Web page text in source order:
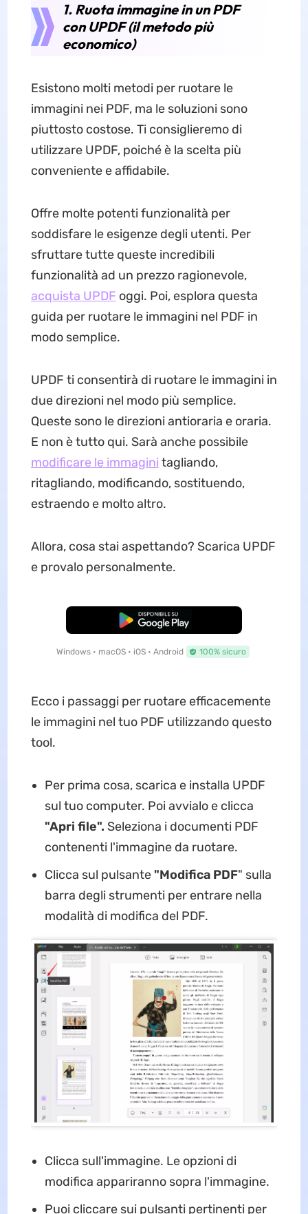
1. Ruota immagine in un PDF
con UPDF (il metodo più
economico)
Esistono molti metodi per ruotare le
immagini nei PDF, ma le soluzioni sono
piuttosto costose. Ti consiglieremo di
utilizzare UPDF, poiché è la scelta più
conveniente e affidabile.
Offre molte potenti funzionalità per
soddisfare le esigenze degli utenti. Per
sfruttare tutte queste incredibili
funzionalità ad un prezzo ragionevole,
acquista UPDF oggi. Poi, esplora questa
guida per ruotare le immagini nel PDF in
modo semplice.
UPDF ti consentirà di ruotare le immagini in
due direzioni nel modo più semplice.
Queste sono le direzioni antioraria e oraria.
E non è tutto qui. Sarà anche possibile
modificare le immagini tagliando,
ritagliando, modificando, sostituendo,
estraendo e molto altro.
Allora, cosa stai aspettando? Scarica UPDF
e provalo personalmente.
Download Gratis
Windows • macOS • iOS • Android 100% sicuro
Ecco i passaggi per ruotare efficacemente
le immagini nel tuo PDF utilizzando questo
tool.
Per prima cosa, scarica e installa UPDF
sul tuo computer. Poi avvialo e clicca
"Apri file". Seleziona i documenti PDF
contenenti l'immagine da ruotare.
Clicca sul pulsante "Modifica PDF" sulla
barra degli strumenti per entrare nella
modalità di modifica del PDF.
Clicca sull'immagine. Le opzioni di
modifica appariranno sopra l'immagine.
Puoi cliccare sui pulsanti pertinenti per